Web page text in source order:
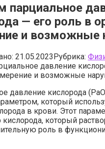
парциальное
— его роль в
и возможные
21.05.2023Рубрика:
давление кислорода
который
в крови. Этот
кислорода, который
роль в